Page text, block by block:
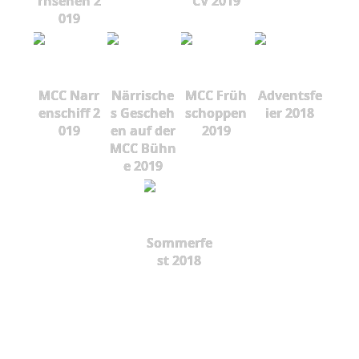
019
MCC Narr
enschiff 2
019
Närrische
s Gescheh
en auf der
MCC Bühn
e 2019
MCC Früh
schoppen
2019
Adventsfe
ier 2018
Sommerfe
st 2018